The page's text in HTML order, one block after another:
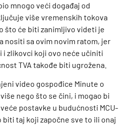
mnogo veći događaj od
više vremenskih tokova
što će biti zanimljivo videti je
nositi sa ovim novim ratom, jer
i zlikovci koji ovo neće učiniti
TVA takođe biti ugrožena.
video gospođice Minute o
nego što se čini, i mogao bi
postavke u budućnosti MCU-
biti taj koji započne sve to ili onaj